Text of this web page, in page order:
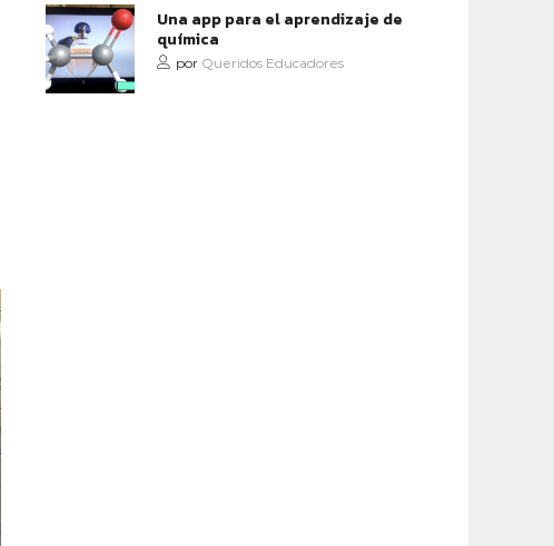
Una app para el aprendizaje de
química
por Queridos Educadores